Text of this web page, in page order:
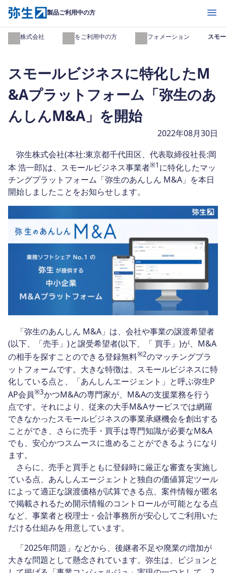
製品ご利用中の方 開く
弥生株式会社 製品をご利用中の方 インフォメーション スモ
スモールビジネスに特化したM
&Aプラットフォーム「弥生のあ
んしんM&A」を開始
2022年08月30日
弥生株式会社(本社:東京都千代田区、代表取締役社長:岡
本 浩一郎)は、スモールビジネス事業者※1 に特化したマッ
チングプラットフォーム「弥生のあんしん M&A」を本日
開始しましたことをお知らせします。
「弥生のあんしん M&A」は、会社や事業の譲渡希望者
(以下、「売手」)と譲受希望者(以下、「 買手」)が、M&A
の相手を探すことのできる登録無料※2のマッチングプラ
ットフォームです。大きな特徴は、スモールビジネスに特
化している点と、「あんしんエージェント」と呼ぶ弥生P
AP会員※3かつM&Aの専門家が、M&Aの支援業務を行う
点です。それにより、従来の大手M&Aサービスでは網羅
できなかったスモールビジネスの事業承継機会を創出する
ことができ、さらに売手・買手は専門知識が必要なM&A
でも、安心かつスムースに進めることができるようになり
ます。
さらに、売手と買手ともに登録時に厳正な審査を実施し
ている点、あんしんエージェントと独自の価値算定ツール
によって適正な譲渡価格が試算できる点、案件情報が匿名
で掲載されるため開示情報のコントロールが可能となる点
など、事業者と税理士・会計事務所が安心してご利用いた
だける仕組みを用意しています。
「2025年問題」などから、後継者不足や廃業の増加が
大きな問題として懸念されています。弥生は、ビジョンと